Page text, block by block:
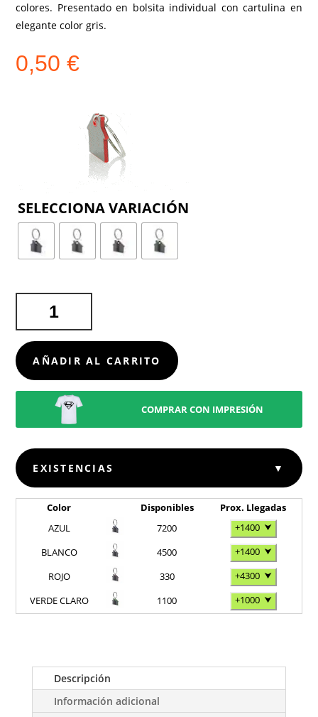
colores. Presentado en bolsita individual con cartulina en
elegante color gris.
0,50€
CANTIDAD
AÑADIR AL CARRITO
COMPRAR CON IMPRESIÓN
EXISTENCIAS ▼
Color Disponibles
Prox. Llegadas
AZUL
7200 +1400 ⮟
BLANCO
4500 +1400 ⮟
ROJO
330 +4300 ⮟
VERDE CLARO
1100 +1000 ⮟
Descripción
Información adicional